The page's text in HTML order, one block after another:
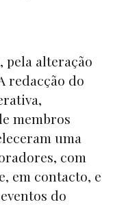
pela alteração
redacção do
membros
uma
com
em contacto, e
do